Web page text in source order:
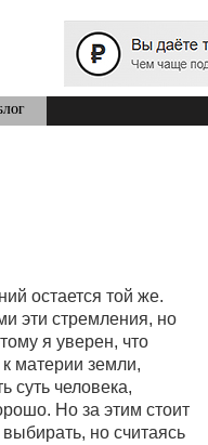
остается той же.
эти стремления, но
я уверен, что
материи земли,
суть человека,
Но за этим стоит
но считаясь